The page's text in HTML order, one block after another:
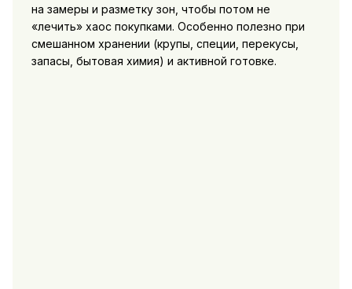
на замеры и разметку зон, чтобы потом не
«лечить» хаос покупками. Особенно полезно при
смешанном хранении (крупы, специи, перекусы,
запасы, бытовая химия) и активной готовке.